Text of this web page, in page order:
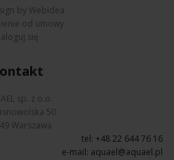
by Webidea
od umowy
się
sp. z o.o.
50
Warszawa
tel: +48 22 644 76 16
e-mail: aquael@aquael.pl